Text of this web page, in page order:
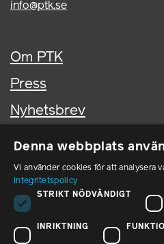
info@ptk.se
Om PTK
Press
Nyhetsbrev
In English
PTK i sociala medier
PTK på LinkedIn
Denna webbplats
Vi använder cookies för att analysera
Integritetspolicy
STRIKT NÖDVÄNDIGT
INRIKTNING